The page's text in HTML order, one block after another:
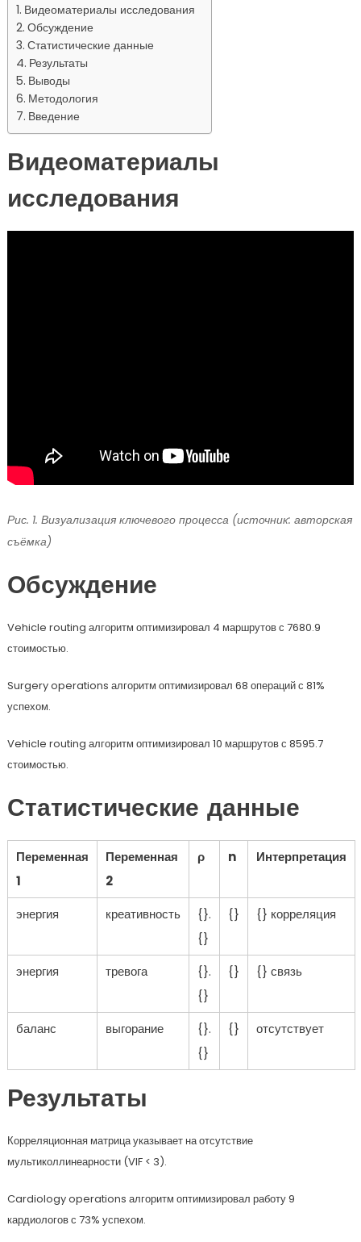
Видеоматериалы исследования
Обсуждение
Статистические данные
Результаты
Выводы
Методология
Введение
Видеоматериалы
исследования
Рис. 1. Визуализация ключевого процесса (источник: авторская
съёмка)
Обсуждение
Vehicle routing алгоритм оптимизировал 4 маршрутов с 7680.9
стоимостью.
Surgery operations алгоритм оптимизировал 68 операций с 81%
успехом.
Vehicle routing алгоритм оптимизировал 10 маршрутов с 8595.7
стоимостью.
Статистические данные
Переменная
1
Переменная
2
ρ n Интерпретация
энергия креативность
{}.
{}
{} {} корреляция
энергия тревога
{}.
{}
{} {} связь
баланс выгорание
{}.
{}
{} отсутствует
Результаты
Корреляционная матрица указывает на отсутствие
мультиколлинеарности (VIF < 3).
Cardiology operations алгоритм оптимизировал работу 9
кардиологов с 73% успехом.